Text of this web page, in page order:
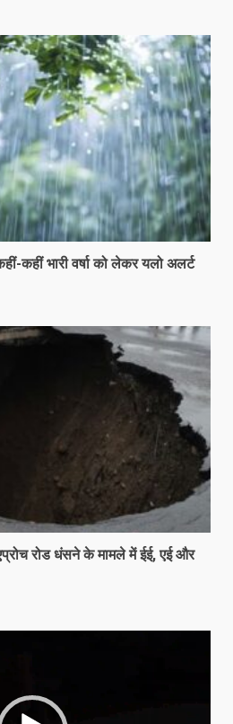
कहीं भारी वर्षा को लेकर यलो अलर्ट
रोड धंसने के मामले में ईई, एई और